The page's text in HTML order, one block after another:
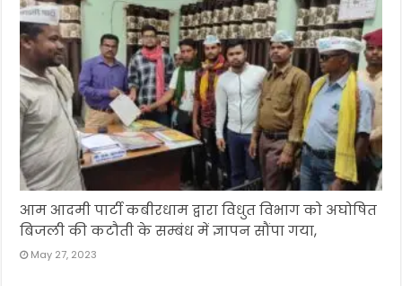
आम आदमी पार्टी कबीरधाम द्वारा विधुत विभाग को अघोषित
बिजली की कटौती के सम्बंध में ज्ञापन सौंपा गया,
May 27, 2023